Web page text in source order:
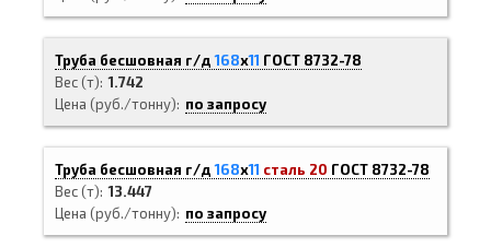
Труба бесшовная г/д168х11 ГОСТ 8732-78
Вес (т) 1.742
Цена (руб./тонну)
по запросу
Труба бесшовная г/д168х11 сталь 20 ГОСТ 8732-78
Вес (т) 13.447
Цена (руб./тонну)
по запросу